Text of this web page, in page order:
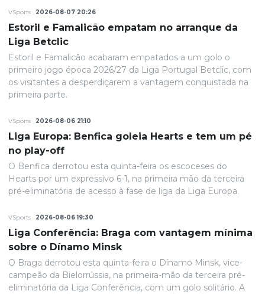
VSports 2026-08-07 20:26
Estoril e Famalicão empatam no arranque da
Liga Betclic
Estoril e Famalicão acabaram empatados a um golo o
primeiro jogo época 2026/27 da Liga Portugal Betclic, com
os visitantes a desperdiçarem a vantagem conquistada na
primeira parte.
VSports 2026-08-06 21:10
Liga Europa: Benfica goleia Hearts e tem um pé
no play-off
O Benfica derrotou esta quinta-feira os escoceses do
Hearts por um expressivo 6-1, na primeira mão da terceira
pré-eliminatória de acesso à fase de liga da Liga Europa.
VSports 2026-08-06 19:30
Liga Conferência: Braga com vantagem mínima
sobre o Dínamo Minsk
O Braga derrotou esta quinta-feira o Dínamo Minsk, vice-
campeão da Bielorrússia, na primeira-mão da terceira pré-
eliminatória da Liga Conferência, com um golo solitário. A